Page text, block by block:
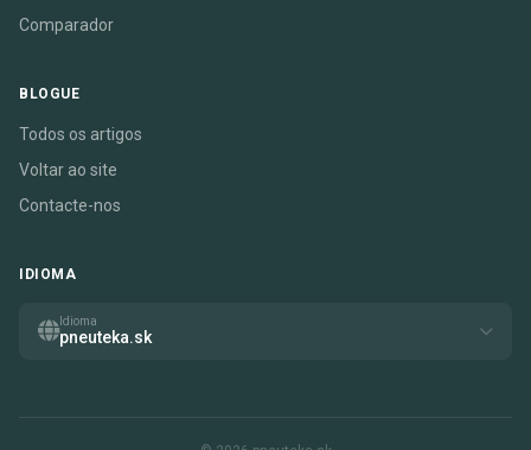
Comparador
BLOGUE
Todos os artigos
Voltar ao site
Contacte-nos
IDIOMA
Idioma
pneuteka.sk